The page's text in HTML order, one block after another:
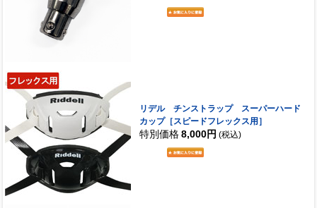
リデル チンストラップ スーパーハード
カップ［スピードフレックス用］
特別価格 8,000円 (税込)